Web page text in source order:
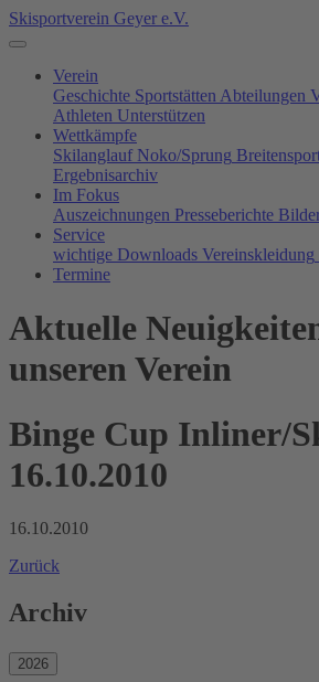
Skisportverein Geyer e.V.
Verein
Geschichte Sportstätten Abteilungen
Athleten Unterstützen
Wettkämpfe
Skilanglauf Noko/Sprung
Ergebnisarchiv
Im Fokus
Auszeichnungen Presseberichte
Service
wichtige Downloads Vereinskleidung
Termine
Aktuelle
unseren Verein
Binge Cup Inliner/
16.10.2010
16.10.2010
Zurück
Archiv
2026